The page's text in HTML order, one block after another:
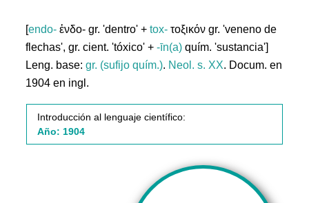
[endo- ἐνδο- gr. 'dentro' +tox- τοξικόν gr. 'veneno de
flechas', gr. cient. 'tóxico' +-īn(a) quím. 'sustancia']
Leng. base:gr. (sufijo quím.). Neol. s. XX. Docum. en
1904 en ingl.
Introducción al lenguaje científico:
Año: 1904